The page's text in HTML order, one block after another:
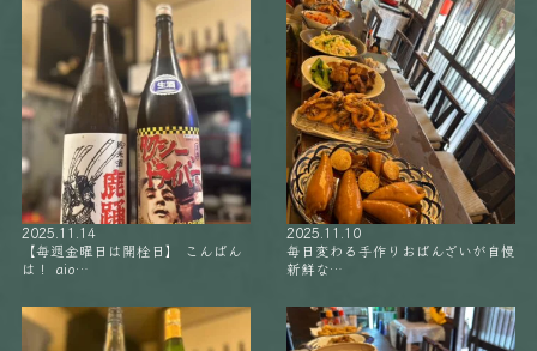
2025.11.14
【毎週金曜日は開栓日】 こんばん
は！ aio…
2025.11.10
毎日変わる手作りおばんざいが自慢
新鮮な…